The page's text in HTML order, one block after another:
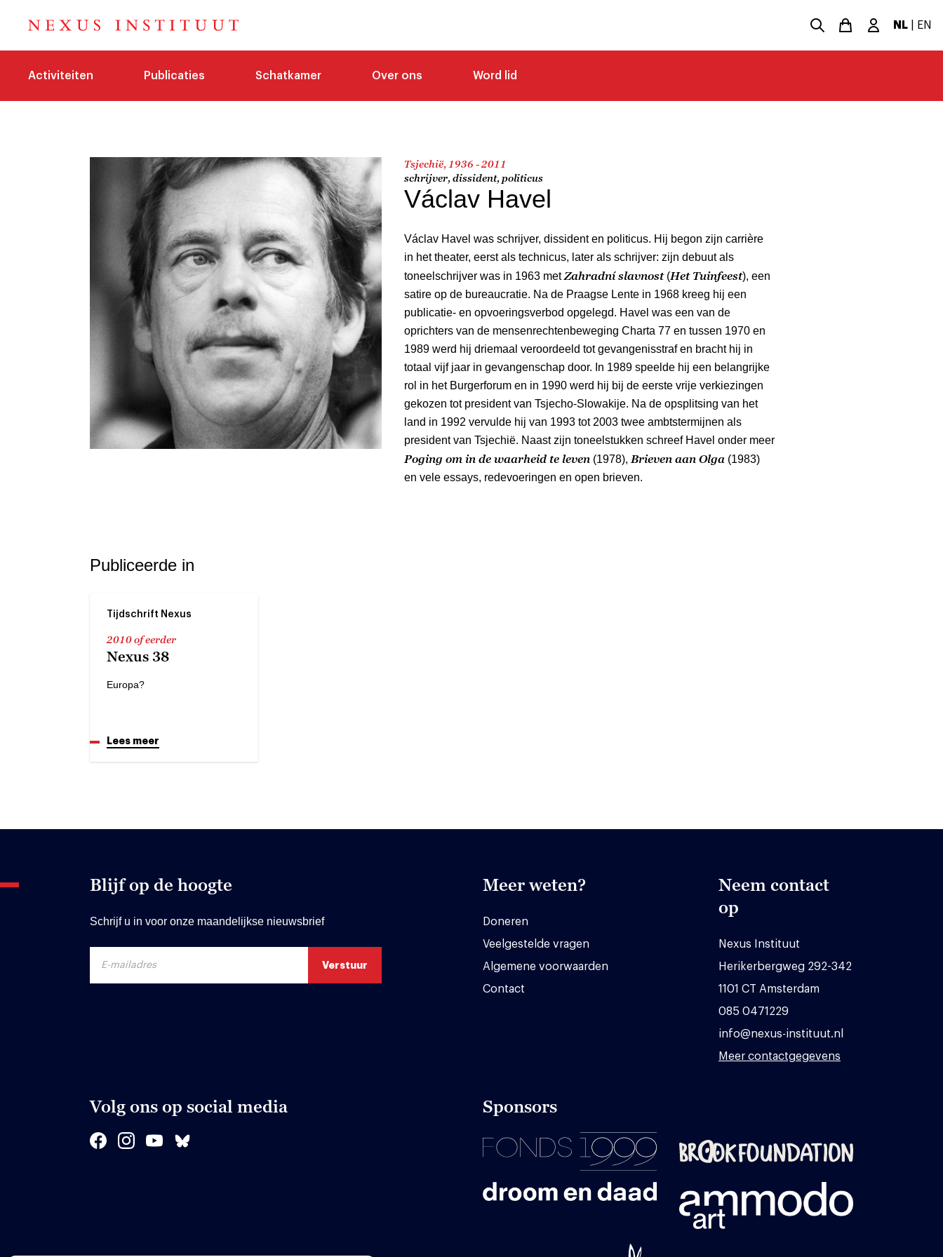
NL EN
Activiteiten Publicaties Schatkamer Over ons Word lid
Tsjechië, 1936 - 2011
schrijver, dissident, politicus
Václav Havel
Václav Havel was schrijver, dissident en politicus. Hij begon zijn carrière
in het theater, eerst als technicus, later als schrijver: zijn debuut als
toneelschrijver was in 1963 met Zahradní slavnost(Het Tuinfeest), een
satire op de bureaucratie. Na de Praagse Lente in 1968 kreeg hij een
publicatie- en opvoeringsverbod opgelegd. Havel was een van de
oprichters van de mensenrechtenbeweging Charta 77 en tussen 1970 en
1989 werd hij driemaal veroordeeld tot gevangenisstraf en bracht hij in
totaal vijf jaar in gevangenschap door. In 1989 speelde hij een belangrijke
rol in het Burgerforum en in 1990 werd hij bij de eerste vrije verkiezingen
gekozen tot president van Tsjecho-Slowakije. Na de opsplitsing van het
land in 1992 vervulde hij van 1993 tot 2003 twee ambtstermijnen als
president van Tsjechië. Naast zijn toneelstukken schreef Havel onder meer
Poging om in de waarheid te leven (1978), Brieven aan Olga (1983)
en vele essays, redevoeringen en open brieven.
Publiceerde in
Tijdschrift Nexus
2010 of eerder
Nexus 38
Europa?
Lees meer
Blijf op de hoogte
Schrijf u in voor onze maandelijkse nieuwsbrief
Meer weten?
Doneren
Veelgestelde vragen
Algemene voorwaarden
Contact
Neem contact
op
Nexus Instituut
Herikerbergweg 292-342
1101 CT Amsterdam
085 0471229
info@nexus-instituut.nl
Meer contactgegevens
Volg ons op social media Sponsors